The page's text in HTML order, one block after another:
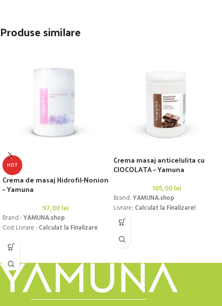
Produse similare
HOT
Crema de masaj Hidrofil-Nonion
– Yamuna
97,00lei
Brand : YAMUNA.shop
Cost Livrare : Calculat la Finalizare
Crema masaj anticelulita cu
CIOCOLATA – Yamuna
105,00lei
Brand: YAMUNA.shop
Livrare: Calculat la Finalizare!